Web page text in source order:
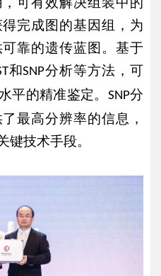
完成图的基因组，为
靠的遗传蓝图。基于
和SNP分析等方法，可
平的精准鉴定。 SNP分
最高分辨率的信息，
键技术手段。